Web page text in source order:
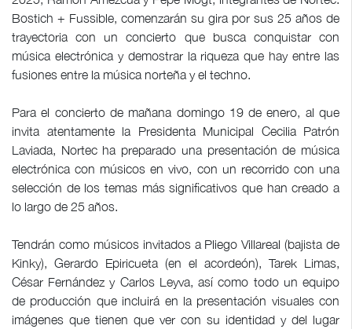
Bostich + Fussible, comenzarán su gira por sus 25 años de
trayectoria con un concierto que busca conquistar con
música electrónica y demostrar la riqueza que hay entre las
fusiones entre la música norteña y el techno.
Para el concierto de mañana domingo 19 de enero, al que
invita atentamente la Presidenta Municipal Cecilia Patrón
Laviada, Nortec ha preparado una presentación de música
electrónica con músicos en vivo, con un recorrido con una
selección de los temas más significativos que han creado a
lo largo de 25 años.
Tendrán como músicos invitados a Pliego Villareal (bajista de
Kinky), Gerardo Epiricueta (en el acordeón), Tarek Limas,
César Fernández y Carlos Leyva, así como todo un equipo
de producción que incluirá en la presentación visuales con
imágenes que tienen que ver con su identidad y del lugar